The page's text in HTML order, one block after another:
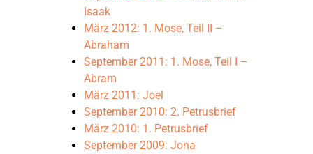
Isaak
März 2012: 1. Mose, Teil II –
Abraham
September 2011: 1. Mose, Teil I –
Abram
März 2011: Joel
September 2010: 2. Petrusbrief
März 2010: 1. Petrusbrief
September 2009: Jona